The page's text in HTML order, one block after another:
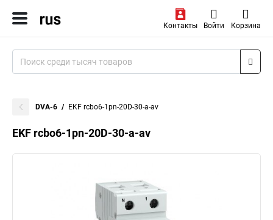
Контакты Войти Корзина
DVA-6 EKF rcbo6-1pn-20D-30-a-av
EKF rcbo6-1pn-20D-30-a-av